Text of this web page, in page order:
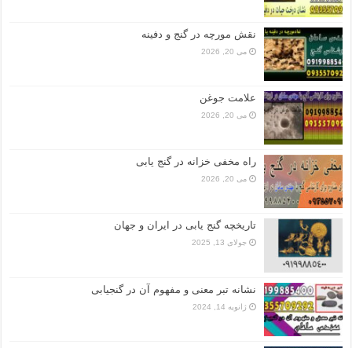
نقش مورچه در گنج و دفینه
می 20, 2026
علامت جوغن
می 20, 2026
راه مخفی خزانه در گنج یابی
می 20, 2026
تاریخچه گنج‌ یابی در ایران و جهان
جولای 13, 2025
نشانه تبر معنی و مفهوم آن در گنجیابی
ژانویه 14, 2024